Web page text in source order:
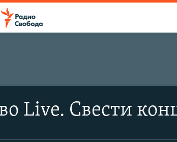
Live. Свести